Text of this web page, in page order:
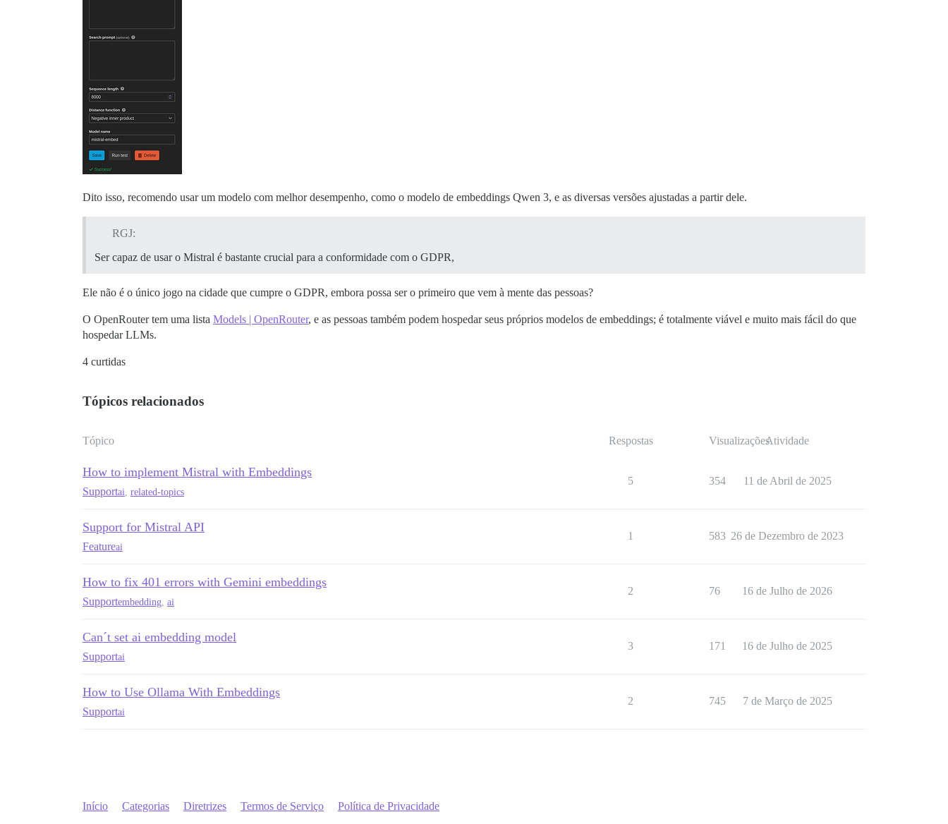
Dito isso, recomendo usar um modelo com melhor desempenho, como o modelo de embeddings Qwen 3, e as diversas versões ajustadas a partir dele.
RGJ:
Ser capaz de usar o Mistral é bastante crucial para a conformidade com o GDPR,
Ele não é o único jogo na cidade que cumpre o GDPR, embora possa ser o primeiro que vem à mente das pessoas?
O OpenRouter tem uma lista Models | OpenRouter, e as pessoas também podem hospedar seus próprios modelos de embeddings; é totalmente viável e muito mais fácil do que
hospedar LLMs.
4 curtidas
Tópicos relacionados
Tópico Respostas VisualizaçõesAtividade
How to implement Mistral with Embeddings
Supportai related-topics
5 354 11 de Abril de 2025
Support for Mistral API
Featureai
1 583 26 de Dezembro de 2023
How to fix 401 errors with Gemini embeddings
Supportembedding ai
2 76 16 de Julho de 2026
Can´t set ai embedding model
Supportai
3 171 16 de Julho de 2025
How to Use Ollama With Embeddings
Supportai
2 745 7 de Março de 2025
Início Categorias Diretrizes Termos de Serviço Política de Privacidade